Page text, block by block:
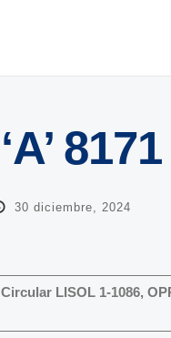
‘A’ 8171
30 diciembre, 2024
Circular LISOL 1-1086,